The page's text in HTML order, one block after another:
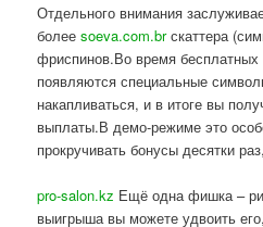
Отдельного внимания
болееsoeva.com.brскаттера
фриспинов.Во время
появляются специальные
накапливаться, и в итоге вы
выплаты.В демо-режиме это
прокручивать бонусы десятки
pro-salon.kz Ещё одна фишка –
выигрыша вы можете удвоить